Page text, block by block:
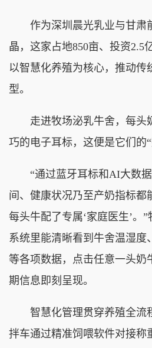
作为深圳晨光乳业与甘肃
晶，这家占地850亩、投资2.5
以智慧化养殖为核心，推动传
型。
走进牧场泌乳牛舍，每头
巧的电子耳标，这便是它们的“
“通过蓝牙耳标和AI大数据
间、健康状况乃至产奶指标都
每头牛配了专属‘家庭医生’。”
系统里能清晰看到牛舍温湿度
等各项数据，点击任意一头奶
期信息即刻呈现。
智慧化管理贯穿养殖全流
拌车通过精准饲喂软件对接称